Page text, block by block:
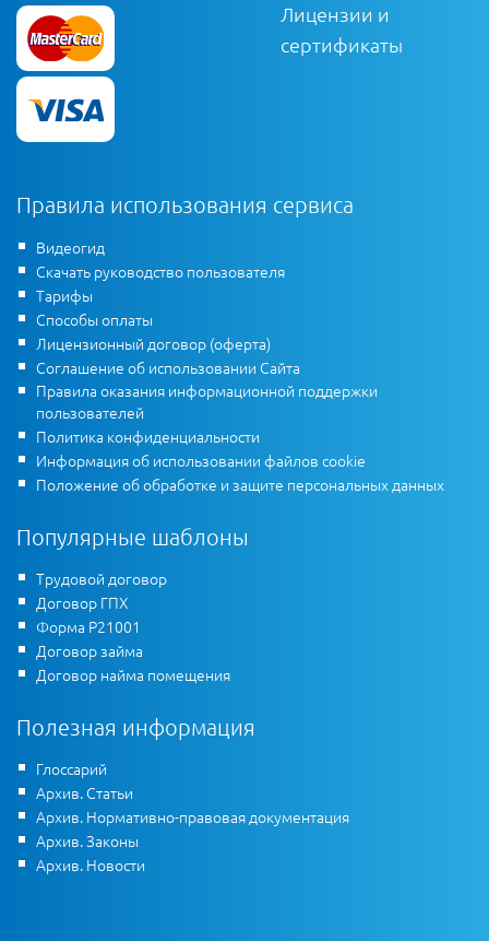
Лицензии и
сертификаты
Правила использования сервиса
Видеогид
Скачать руководство пользователя
Тарифы
Способы оплаты
Лицензионный договор (оферта)
Соглашение об использовании Сайта
Правила оказания информационной поддержки
пользователей
Политика конфиденциальности
Информация об использовании файлов cookie
Положение об обработке и защите персональных данных
Популярные шаблоны
Трудовой договор
Договор ГПХ
Форма Р21001
Договор займа
Договор найма помещения
Полезная информация
Глоссарий
Архив. Статьи
Архив. Нормативно-правовая документация
Архив. Законы
Архив. Новости